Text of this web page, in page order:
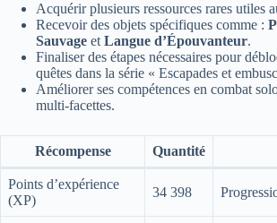
Acquérir plusieurs ressources rares utiles
Recevoir des objets spécifiques comme :
Sauvage et Langue d’Épouvanteur.
Finaliser des étapes nécessaires pour
quêtes dans la série « Escapades et
Améliorer ses compétences en combat
multi-facettes.
Récompense Quantité
Points d’expérience
(XP)
34 398